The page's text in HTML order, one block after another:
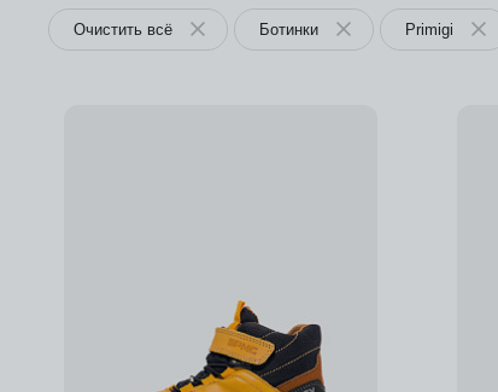
Очистить всё Ботинки Primigi